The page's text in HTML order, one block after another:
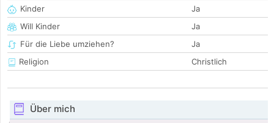
Kinder
Ja
Will Kinder
Ja
Für die Liebe umziehen?
Ja
Religion
Christlich
Über mich